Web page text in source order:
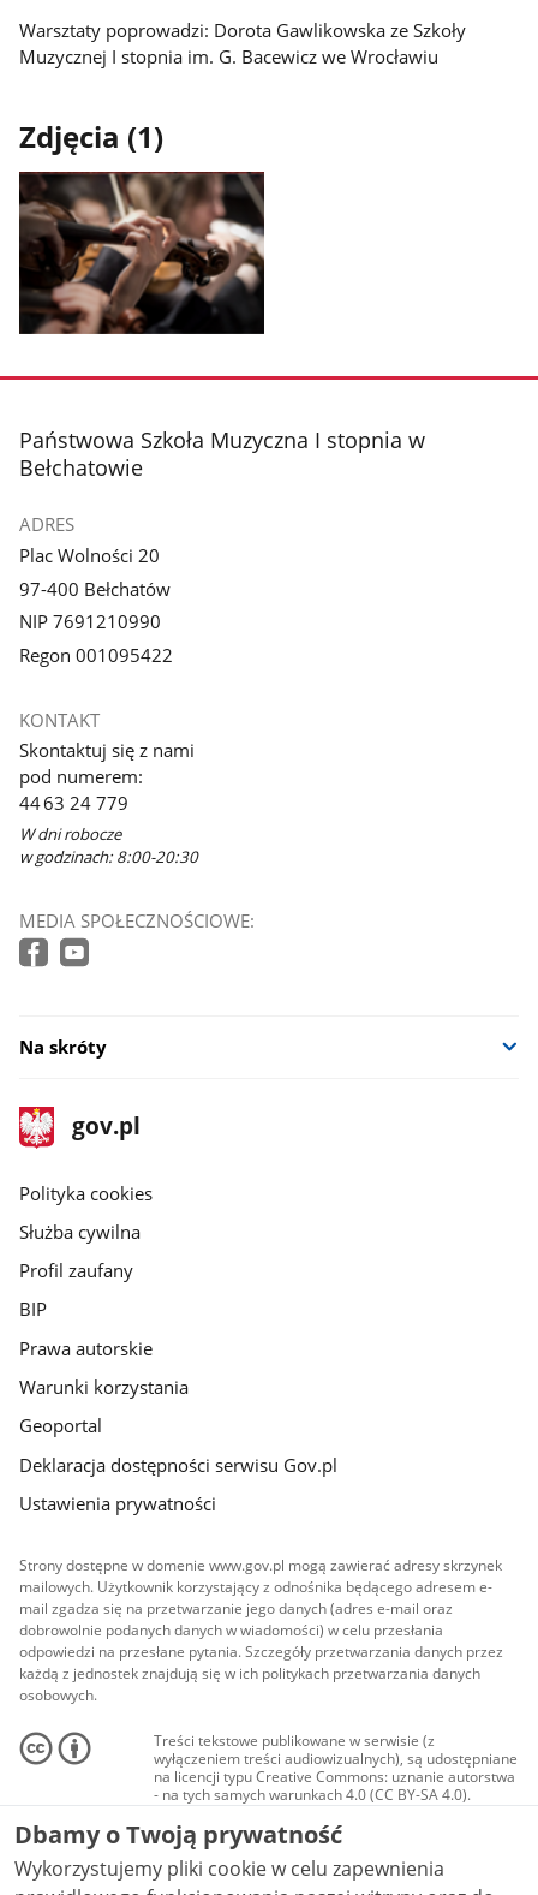
Warsztaty poprowadzi: Dorota Gawlikowska ze Szkoły
Muzycznej I stopnia im. G. Bacewicz we Wrocławiu
Zdjęcia (1)
zdjęcie
galerii.
stopka
Państwowa Szkoła Muzyczna I stopnia w
Bełchatowie
ADRES
Plac Wolności 20
97-400 Bełchatów
NIP 7691210990
Regon 001095422
KONTAKT
Skontaktuj się z nami
pod numerem:
44 63 24 779
W dni robocze
w godzinach: 8:00-20:30
MEDIA SPOŁECZNOŚCIOWE:
Na skróty
stopka
gov.pl
Strona
gov.pl
gov.pl
Polityka cookies
Służba cywilna
Profil zaufany
BIP
Prawa autorskie
Warunki korzystania
Geoportal
Deklaracja dostępności serwisu Gov.pl
Ustawienia prywatności
Strony dostępne w domenie www.gov.pl mogą zawierać adresy skrzynek
mailowych. Użytkownik korzystający z odnośnika będącego adresem e-
mail zgadza się na przetwarzanie jego danych (adres e-mail oraz
dobrowolnie podanych danych w wiadomości) w celu przesłania
odpowiedzi na przesłane pytania. Szczegóły przetwarzania danych przez
każdą z jednostek znajdują się w ich politykach przetwarzania danych
osobowych.
Treści tekstowe publikowane w serwisie (z
wyłączeniem treści audiowizualnych), są udostępniane
na licencji typu Creative Commons: uznanie autorstwa
- na tych samych warunkach 4.0 (CC BY-SA 4.0).
Materiały audiowizualne, w tym zdjęcia, materiały
audio i wideo, są udostępniane na licencji typu
Creative Commons: uznanie autorstwa użycie
niekomercyjne - bez utworów zależnych 4.0 (CC BY-
NC-ND 4.0), o ile nie jest to stwierdzone inaczej.
Dbamy o Twoją prywatność
Wykorzystujemy pliki cookie w celu zapewnienia